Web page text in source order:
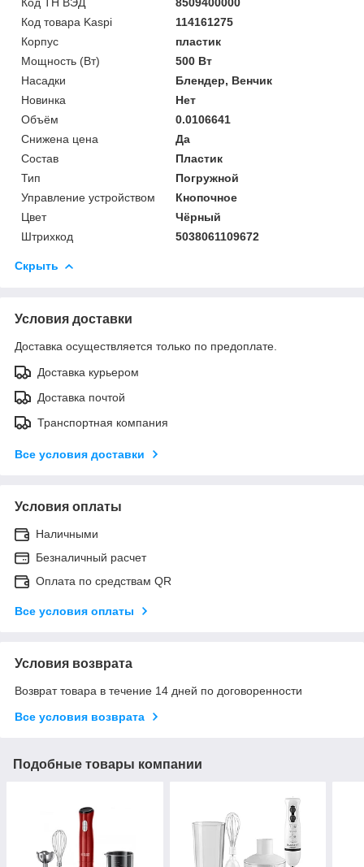
Код товара Kaspi
114161275
Корпус
пластик
Мощность (Bт)
500 Вт
Насадки
Блендер, Венчик
Новинка
Нет
Объём
0.0106641
Снижена цена
Да
Состав
Пластик
Тип
Погружной
Управление устройством
Кнопочное
Цвет
Чёрный
Штрихкод
5038061109672
Скрыть
Условия доставки
Доставка осуществляется только по предоплате.
Доставка курьером
Доставка почтой
Транспортная компания
Все условия доставки
Условия оплаты
Наличными
Безналичный расчет
Оплата по средствам QR
Все условия оплаты
Условия возврата
Возврат товара в течение 14 дней по договоренности
Все условия возврата
Подобные товары компании